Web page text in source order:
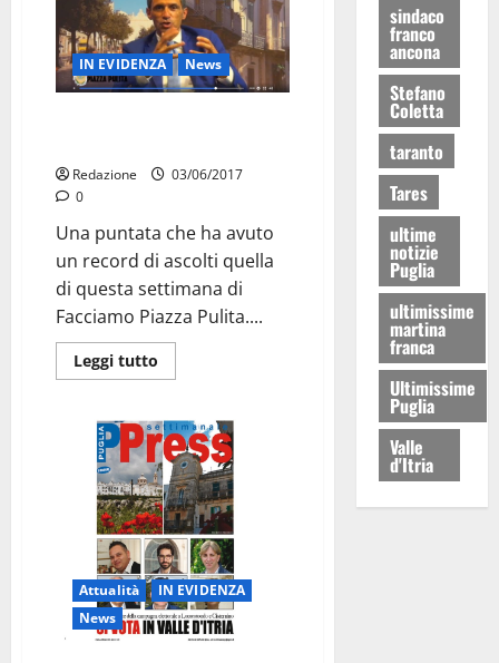
IN EVIDENZA News
Redazione
03/06/2017
0
Una puntata che ha avuto
un record di ascolti quella
di questa settimana di
Facciamo Piazza Pulita....
Leggi tutto
Attualità
IN EVIDENZA
News
sindaco
franco
ancona
Stefano
Coletta
taranto
Tares
ultime
notizie
Puglia
ultimissime
martina
franca
Ultimissime
Puglia
Valle
d'Itria